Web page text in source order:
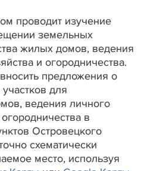
проводит изучение
земельных
жилых домов, ведения
и огородничества.
предложения о
для
ведения личного
в
Островецкого
схематически
место, используя